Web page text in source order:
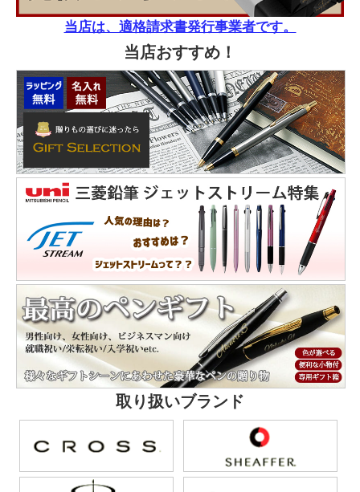
当店は、適格請求書発行事業者です。
当店おすすめ！
取り扱いブランド